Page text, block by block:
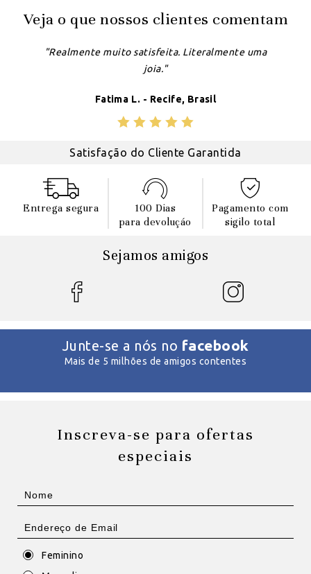
Veja o que nossos clientes comentam
"Realmente muito satisfeita. Literalmente uma
joia."
Fatima L. - Recife, Brasil
Satisfação do Cliente Garantida
Entrega segura
100 Dias
para devoluçáo
Pagamento com
sigilo total
Sejamos amigos
Junte-se a nós no facebook
Mais de 5 milhões de amigos contentes
Inscreva-se para ofertas
especiais
Feminino